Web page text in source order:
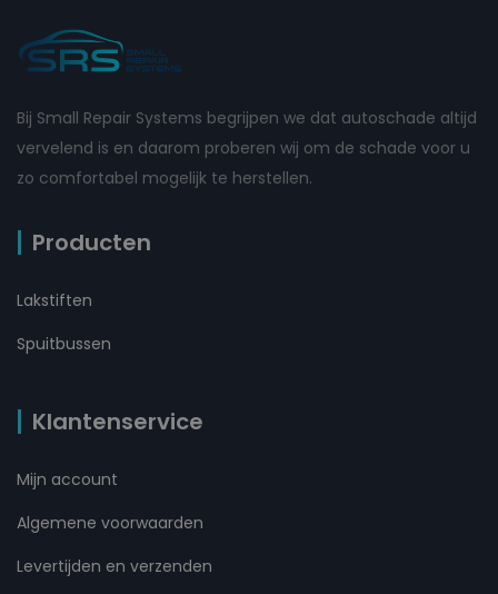
Bij Small Repair Systems begrijpen we dat autoschade altijd
vervelend is en daarom proberen wij om de schade voor u
zo comfortabel mogelijk te herstellen.
Producten
Lakstiften
Spuitbussen
Klantenservice
Mijn account
Algemene voorwaarden
Levertijden en verzenden